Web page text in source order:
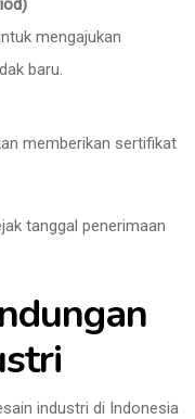
mengajukan
baru.
memberikan sertifikat
tanggal penerimaan
industri di Indonesia